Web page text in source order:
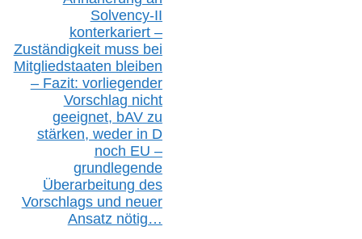
Solvency-II
konterkariert –
Zuständigkeit muss bei
Mitgliedstaaten bleiben
– Fazit: vorliegender
Vorschlag nicht
geeignet, bAVzu
stärken, weder in D
noch EU –
grundlegende
Überarbeitung des
Vorschlags und neuer
Ansatz nötig…